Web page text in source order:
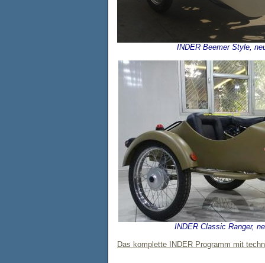
INDER Beemer Style,
INDER Classic Ranger,
Das komplette INDER Programm mit